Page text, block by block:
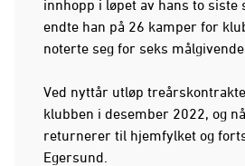
innhopp i løpet av hans to siste
endte han på 26 kamper for
noterte seg for seks
Ved nyttår utløp
klubben i desember 2022, og
returnerer til hjemfylket og
Egersund.